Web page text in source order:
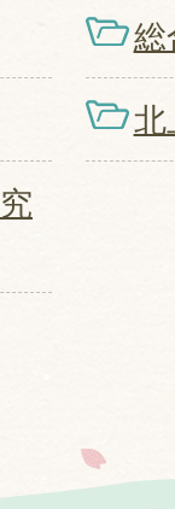
総
北